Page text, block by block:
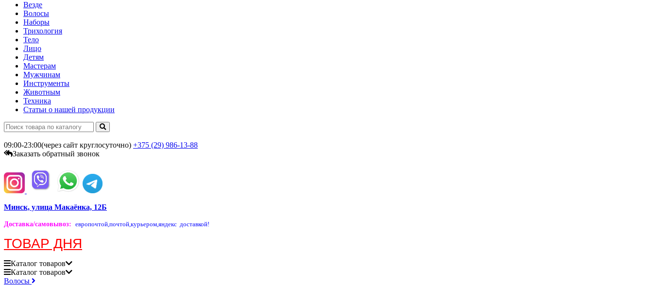
Везде
Волосы
Наборы
Трихология
Тело
Лицо
Детям
Мастерам
Мужчинам
Инструменты
Животным
Техника
Статьи о нашей продукции
09:00-23:00(через сайт круглосуточно) +375 (29) 986-13-88
Заказать обратный звонок
Минск, улица Макаёнка, 12Б
Доставка/самовывоз: европочтой,почтой,курьером,яндекс доставкой!
ТОВАР ДНЯ
Каталог товаров
Каталог товаров
Волосы